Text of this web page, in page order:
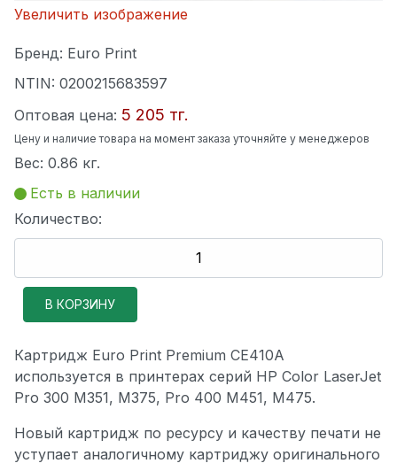
Увеличить изображение
Бренд: Euro Print
NTIN: 0200215683597
Оптовая цена: 5 205 тг.
Цену и наличие товара на момент заказа уточняйте у менеджеров
Вес: 0.86 кг.
Есть в наличии
Количество:
Картридж Euro Print Premium CE410A
используется в принтерах серий HP Color LaserJet
Pro 300 M351, M375, Pro 400 M451, M475.
Новый картридж по ресурсу и качеству печати не
уступает аналогичному картриджу оригинального